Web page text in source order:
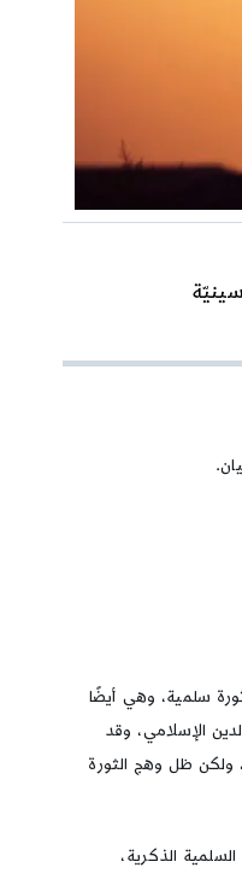
سلمية، وهي أيضًا
الإسلامي، وقد
ولكن ظل وهج الثورة
الذكرية،